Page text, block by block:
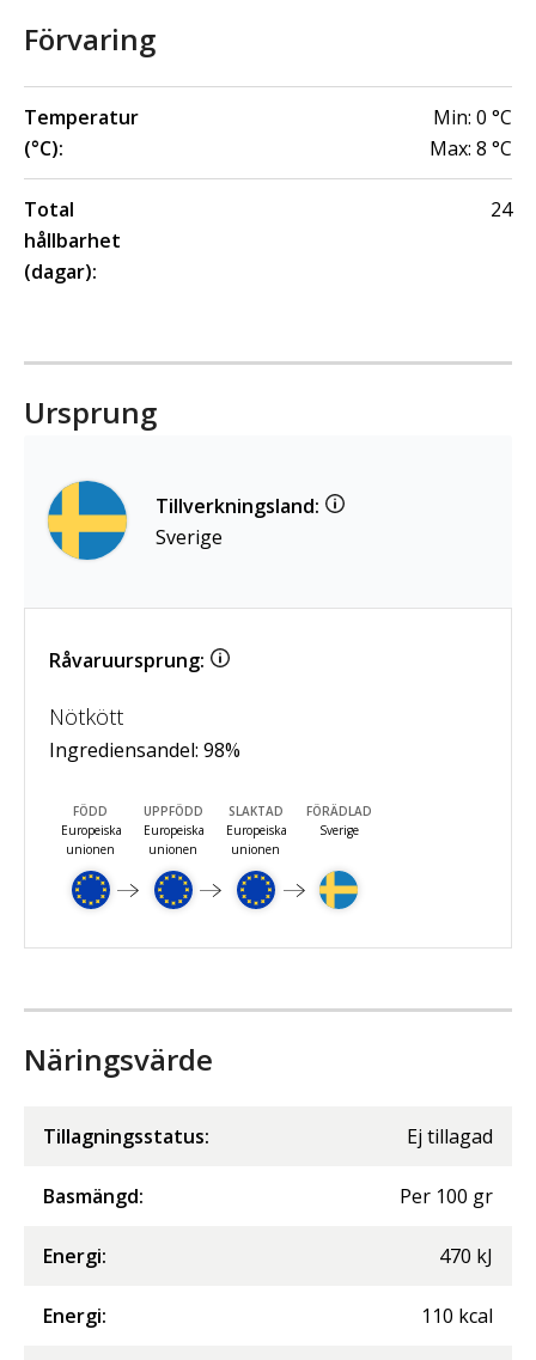
Förvaring
Temperatur
(°C):
Min: 0 °C
Max: 8 °C
Total
hållbarhet
(dagar):
24
Ursprung
Tillverkningsland:
Sverige
Råvaruursprung:
Nötkött
Ingrediensandel: 98%
FÖDD
Europeiska
unionen
UPPFÖDD
Europeiska
unionen
SLAKTAD
Europeiska
unionen
FÖRÄDLAD
Sverige
Näringsvärde
Tillagningsstatus: Ej tillagad
Basmängd: Per 100 gr
Energi: 470 kJ
Energi: 110 kcal